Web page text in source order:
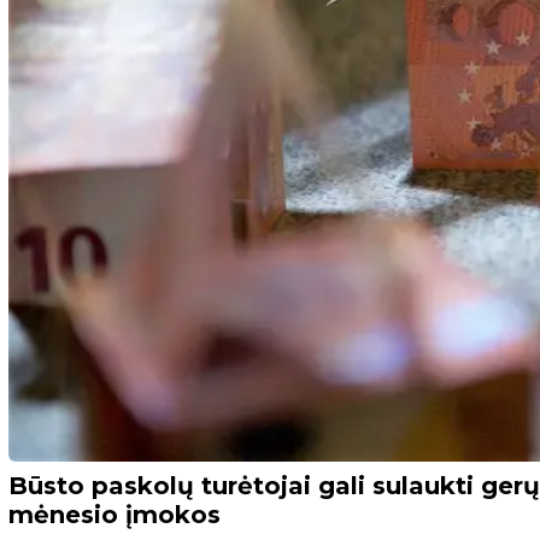
Būsto paskolų turėtojai gali sulaukti
mėnesio įmokos